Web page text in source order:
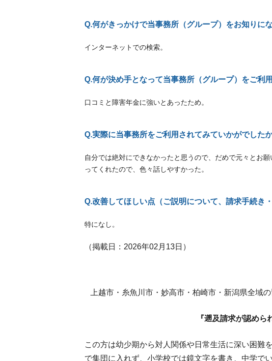
Q.何がきっかけで当事務所（グループ）をお知りに
インターネットでの検索。
Q.何が決め手となって当事務所（グループ）をご利
口コミと障害年金に強いとあったため。
Q.実際に当事務所をご利用されてみていかがでした
自分では絶対にできなかったと思うので、だめで元々とお
ってくれたので、色々話しやすかった。
Q.改善してほしい点（ご説明について、請求手続き
特になし。
（掲載日：2026年02月13日）
上越市・糸魚川市・妙高市・柏崎市・新潟県全域
『遡及請求が認めら
この方は幼少期から対人関係や日常生活に深い困難
で集団に入れず、小学校では鏡文字を書き、中学で